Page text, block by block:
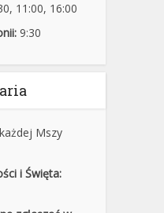
, 11:00, 16:00
9:30
Mszy
i Święta: